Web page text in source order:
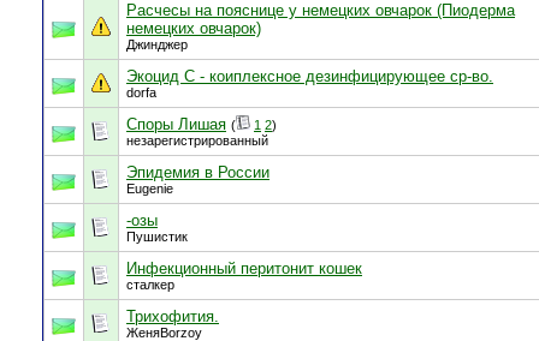
Расчесы на пояснице у немецких овчарок (Пиодерма
немецких овчарок)
Джинджер
Экоцид С - коиплексное дезинфицирующее ср-во.
dorfa
Споры Лишая ( 1 2)
незарегистрированный
Эпидемия в России
Eugenie
-озы
Пушистик
Инфекционный перитонит кошек
сталкер
Трихофития.
ЖеняBorzoy